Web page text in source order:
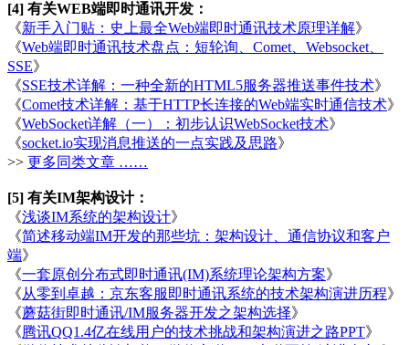
[4] 有关WEB端即时通讯开发：
《新手入门贴：史上最全Web端即时通讯技术原理详解》
《Web端即时通讯技术盘点：短轮询、Comet、Websocket、
SSE》
《SSE技术详解：一种全新的HTML5服务器推送事件技术》
《Comet技术详解：基于HTTP长连接的Web端实时通信技术》
《WebSocket详解（一）：初步认识WebSocket技术》
《socket.io实现消息推送的一点实践及思路》
>> 更多同类文章 ……
[5] 有关IM架构设计：
《浅谈IM系统的架构设计》
《简述移动端IM开发的那些坑：架构设计、通信协议和客户
端》
《一套原创分布式即时通讯(IM)系统理论架构方案》
《从零到卓越：京东客服即时通讯系统的技术架构演进历程》
《蘑菇街即时通讯/IM服务器开发之架构选择》
《腾讯QQ1.4亿在线用户的技术挑战和架构演进之路PPT》